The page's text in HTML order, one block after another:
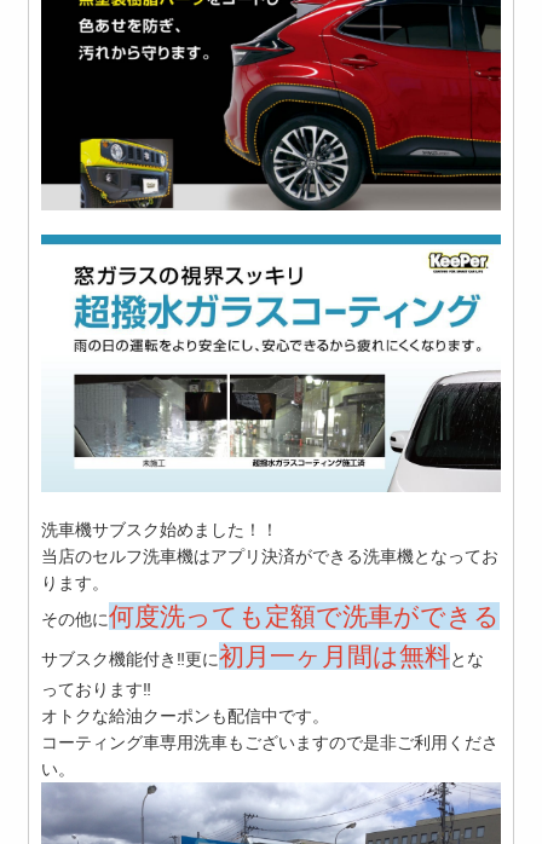
洗車機サブスク始めました！！
当店のセルフ洗車機はアプリ決済ができる洗車機となってお
ります。
その他に何度洗っても定額で洗車ができる
サブスク機能付き‼更に初月一ヶ月間は無料とな
っております‼
オトクな給油クーポンも配信中です。
コーティング車専用洗車もございますので是非ご利用くださ
い。